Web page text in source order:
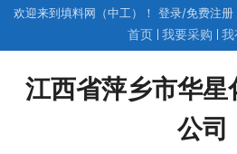
欢迎来到填料网（中工）！ 登录/免费注册
首页 我要采购 我
江西省萍乡市华星
公司